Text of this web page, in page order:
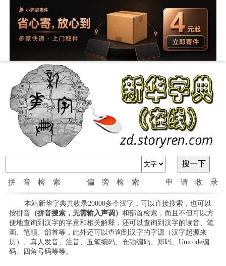
拼音检索 偏旁检索 申请收录
本站新华字典共收录20000多个汉字，可以直接搜索，也可以
按拼音（拼音搜索，无需输入声调） 和部首检索，而且不但可以方
便地查询到汉字的字意和相关解释，还可以查询到汉字的读音、笔
画、笔顺、部首等，此外还可以查询到汉字的字源（汉字起源来
历）、真人发音、注音、五笔编码、仓颉编码、郑码、Unicode编
码、四角号码等等。